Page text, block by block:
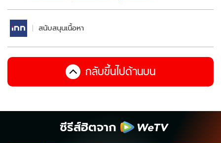
สนับสนุนเนื้อหา
กลับขึ้นไปด้านบน
ซีรีส์ฮิตจาก